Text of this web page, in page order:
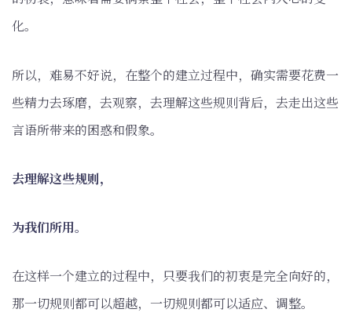
化。
所以，难易不好说，在整个的建立过程中，确实需要花费一
些精力去琢磨，去观察，去理解这些规则背后，去走出这些
言语所带来的困惑和假象。
去理解这些规则，
为我们所用。
在这样一个建立的过程中，只要我们的初衷是完全向好的，
那一切规则都可以超越，一切规则都可以适应、调整。